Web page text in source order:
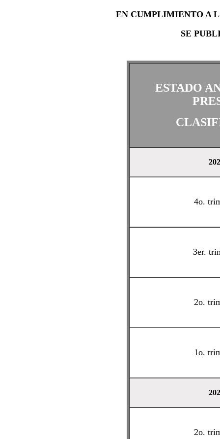
EN CUMPLIMIENTO A
SE
ESTADO
4o.
3er.
2o.
1o.
2o.